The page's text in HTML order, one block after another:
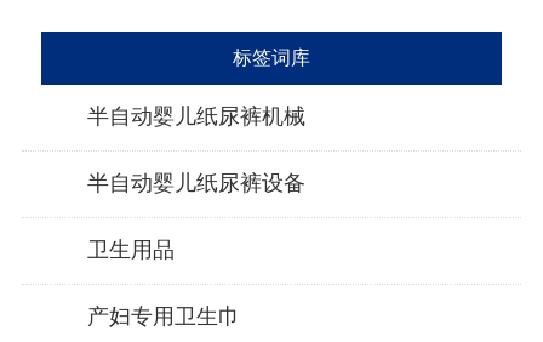
标签词库
半自动婴儿纸尿裤机械
半自动婴儿纸尿裤设备
卫生用品
产妇专用卫生巾